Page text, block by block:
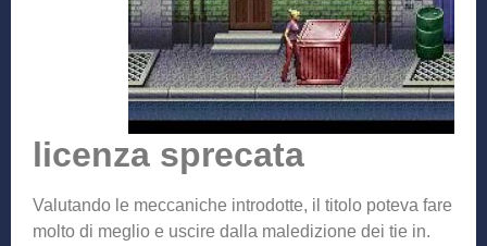
licenza sprecata
Valutando le meccaniche introdotte, il titolo poteva fare
molto di meglio e uscire dalla maledizione dei tie in.